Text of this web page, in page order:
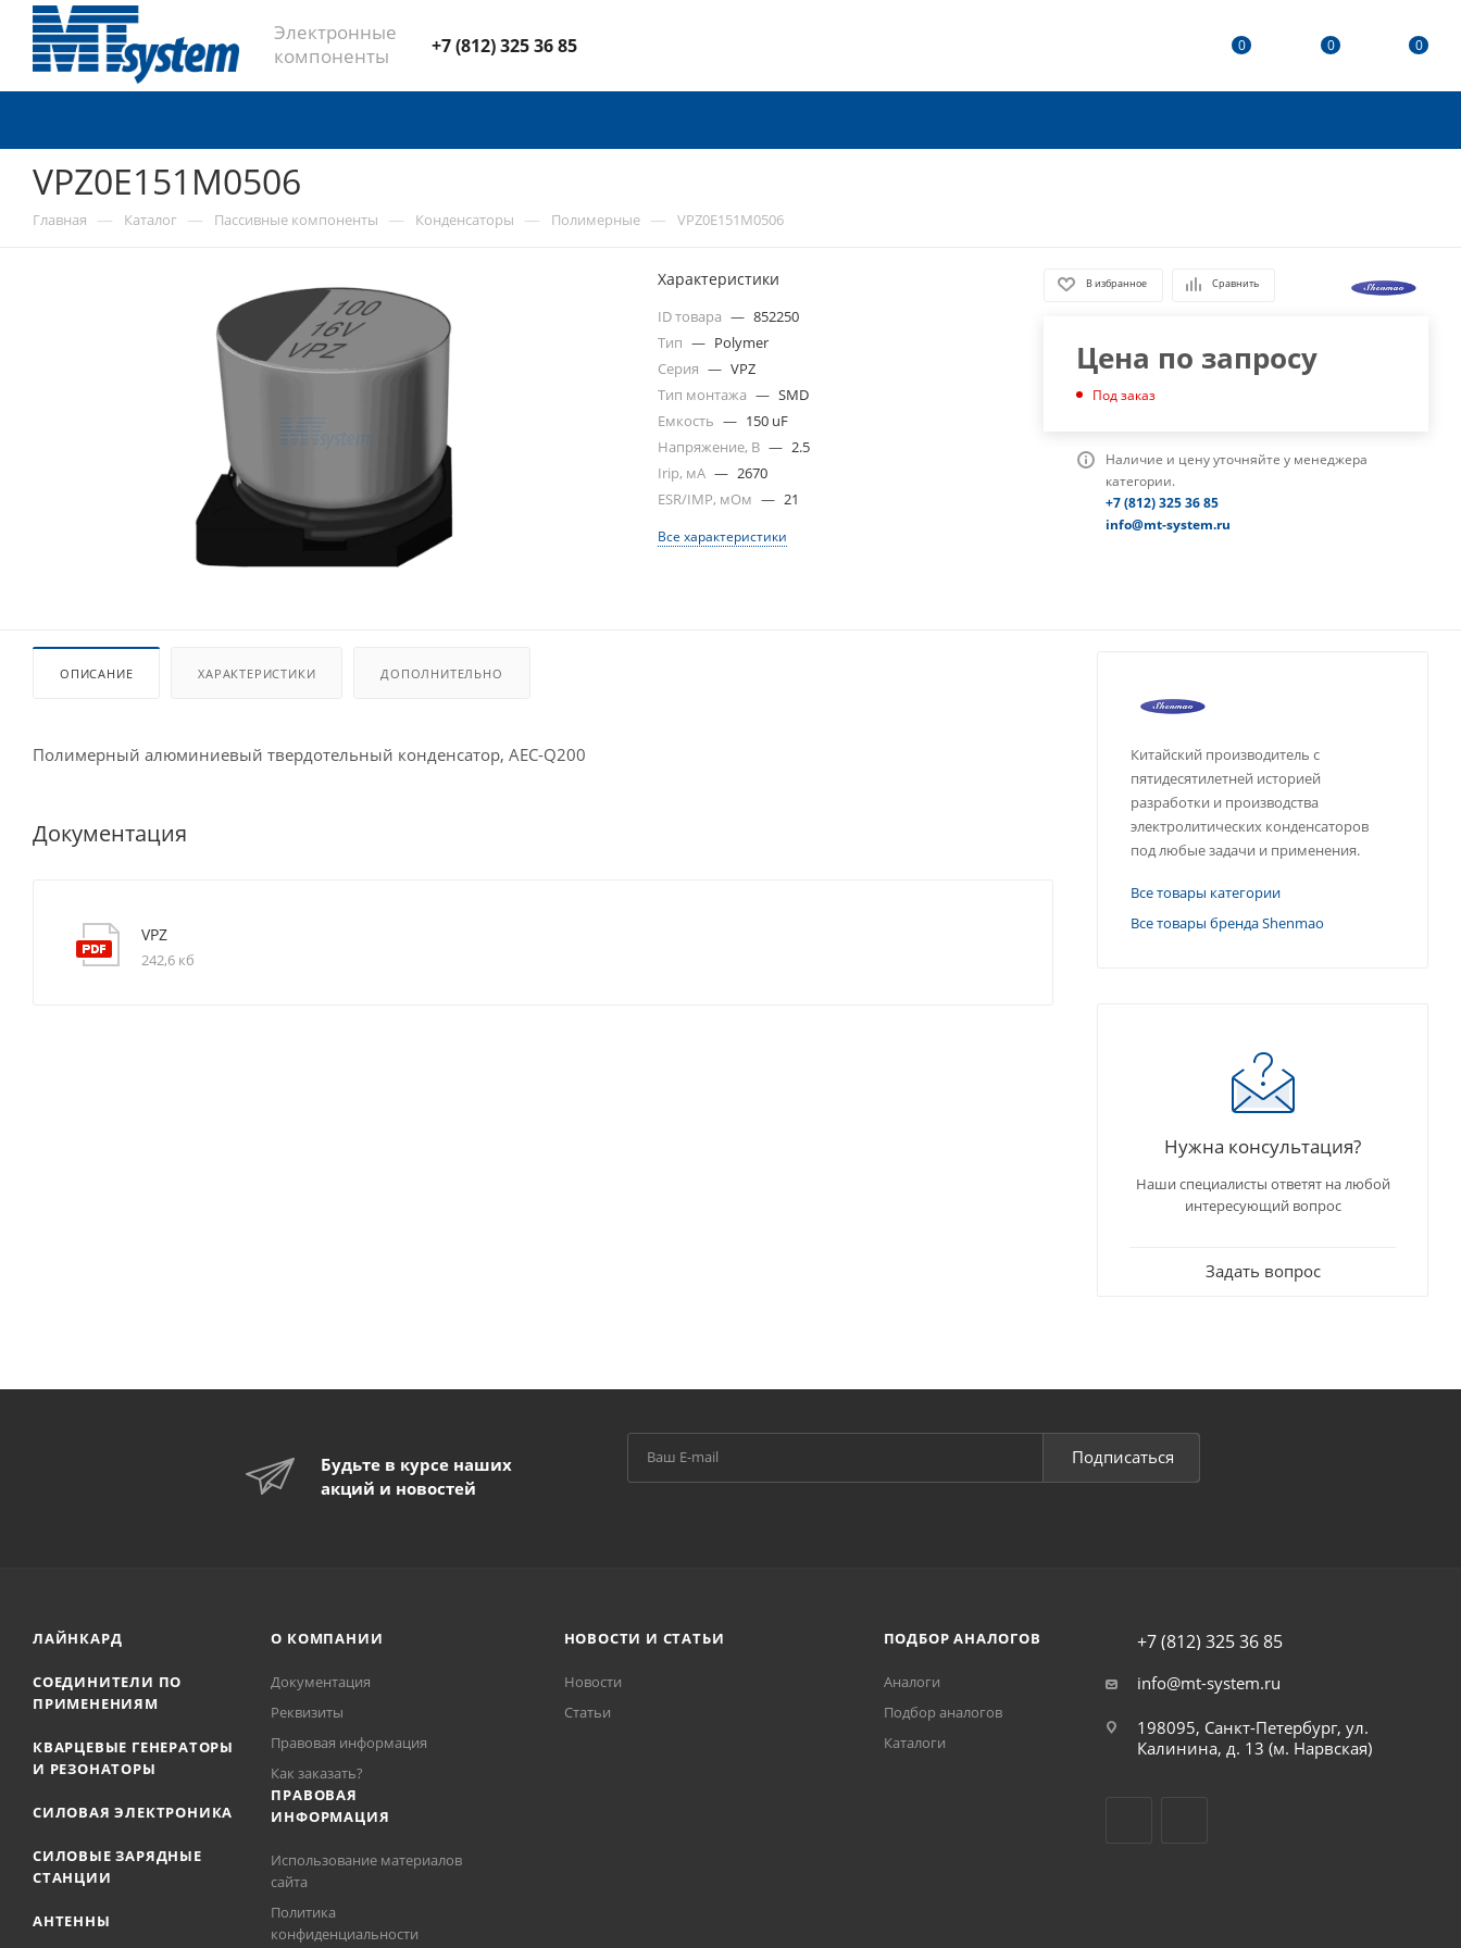
Электронные
компоненты
+7 (812) 325 36 85 0 0 0
VPZ0E151M0506
Главная — Каталог — Пассивные компоненты — Конденсаторы — Полимерные — VPZ0E151M0506
Характеристики
ID товара — 852250
Тип — Polymer
Серия — VPZ
Тип монтажа — SMD
Емкость — 150 uF
Напряжение, В — 2.5
Irip, мА — 2670
ESR/IMP, мОм — 21
Все характеристики
В избранное Сравнить
Цена по запросу
Под заказ
Наличие и цену уточняйте у менеджера
категории.
+7 (812) 325 36 85
info@mt-system.ru
ОПИСАНИЕ ХАРАКТЕРИСТИКИ ДОПОЛНИТЕЛЬНО
Полимерный алюминиевый твердотельный конденсатор, AEC-Q200
Документация
VPZ
242,6 кб
Китайский производитель с
пятидесятилетней историей
разработки и производства
электролитических конденсаторов
под любые задачи и применения.
Все товары категории
Все товары бренда Shenmao
Нужна консультация?
Наши специалисты ответят на любой
интересующий вопрос
Задать вопрос
Будьте в курсе наших
акций и новостей
Подписаться
ЛАЙНКАРД
СОЕДИНИТЕЛИ ПО
ПРИМЕНЕНИЯМ
КВАРЦЕВЫЕ ГЕНЕРАТОРЫ
И РЕЗОНАТОРЫ
СИЛОВАЯ ЭЛЕКТРОНИКА
СИЛОВЫЕ ЗАРЯДНЫЕ
СТАНЦИИ
АНТЕННЫ
О КОМПАНИИ
Документация
Реквизиты
Правовая информация
Как заказать?
ПРАВОВАЯ
ИНФОРМАЦИЯ
Использование материалов
сайта
Политика
конфиденциальности
НОВОСТИ И СТАТЬИ
Новости
Статьи
ПОДБОР АНАЛОГОВ
Аналоги
Подбор аналогов
Каталоги
+7 (812) 325 36 85
info@mt-system.ru
198095, Санкт-Петербург, ул.
Калинина, д. 13 (м. Нарвская)